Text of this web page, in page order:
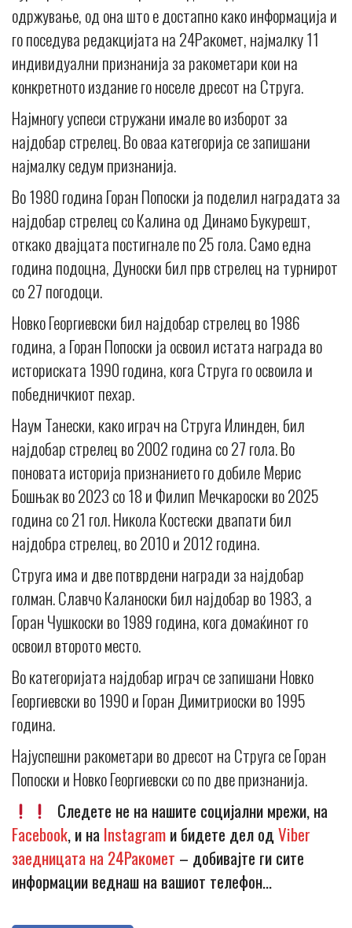
одржување, од она што е достапно како информација и
го поседува редакцијата на 24Ракомет, најмалку 11
индивидуални признанија за ракометари кои на
конкретното издание го носеле дресот на Струга.
Најмногу успеси стружани имале во изборот за
најдобар стрелец. Во оваа категорија се запишани
најмалку седум признанија.
Во 1980 година Горан Попоски ја поделил наградата за
најдобар стрелец со Калина од Динамо Букурешт,
откако двајцата постигнале по 25 гола. Само една
година подоцна, Дуноски бил прв стрелец на турнирот
со 27 погодоци.
Новко Георгиевски бил најдобар стрелец во 1986
година, а Горан Попоски ја освоил истата награда во
историската 1990 година, кога Струга го освоила и
победничкиот пехар.
Наум Танески, како играч на Струга Илинден, бил
најдобар стрелец во 2002 година со 27 гола. Во
поновата историја признанието го добиле Мерис
Бошњак во 2023 со 18 и Филип Мечкароски во 2025
година со 21 гол. Никола Костески двапати бил
најдобра стрелец, во 2010 и 2012 година.
Струга има и две потврдени награди за најдобар
голман. Славчо Каланоски бил најдобар во 1983, а
Горан Чушкоски во 1989 година, кога домаќинот го
освоил второто место.
Во категоријата најдобар играч се запишани Новко
Георгиевски во 1990 и Горан Димитриоски во 1995
година.
Најуспешни ракометари во дресот на Струга се Горан
Попоски и Новко Георгиевски со по две признанија.
Следете не на нашите социјални мрежи, на
Facebook, и на Instagramи бидете дел одViber
заедницата на 24Ракомет – добивајте ги сите
информации веднаш на вашиот телефон…